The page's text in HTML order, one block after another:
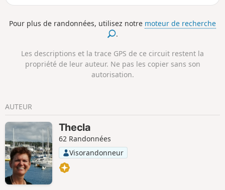
Pour plus de randonnées, utilisez notre moteur de recherche
.
Les descriptions et la trace GPS de ce circuit restent la
propriété de leur auteur. Ne pas les copier sans son
autorisation.
AUTEUR
Thecla
62 Randonnées
Visorandonneur